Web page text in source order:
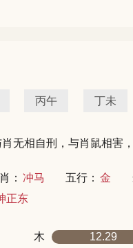
丙午 丁未
无相自刑，与肖鼠相害
： 冲马 五行： 金
正东
木 12.29